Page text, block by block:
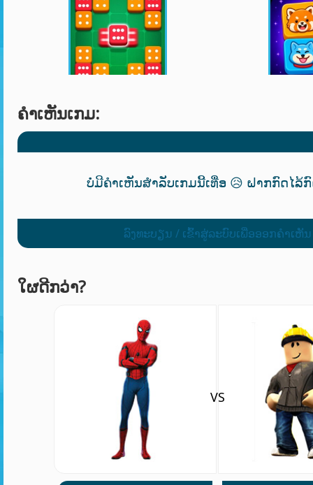
ຄໍາເຫັນເກມ:
ບໍ່ມີຄຳເຫັນສຳລັບເກມນີ້ເທື່ອ 😥 ຝາກກົດໄລ້
ລົງທະບຽນ / ເຂົ້າສູ່ລະບົບເພື່ອອອກຄໍາເຫັນ
ໃຜດີກວ່າ?
VS